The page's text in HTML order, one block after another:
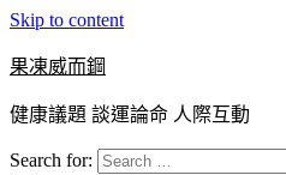
Skip to content
果凍威而鋼
健康議題 談運論命 人際互動
Search for: